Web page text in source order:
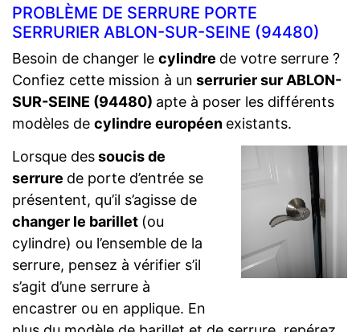
PROBLÈME DE SERRURE PORTE
SERRURIER ABLON-SUR-SEINE (94480)
Besoin de changer le cylindre de votre serrure ?
Confiez cette mission à un serrurier sur ABLON-
SUR-SEINE (94480) apte à poser les différents
modèles de cylindre européen existants.
Lorsque dessoucis de
serrure de porte d’entrée se
présentent, qu’il s’agisse de
changer le barillet (ou
cylindre) ou l’ensemble de la
serrure, pensez à vérifier s’il
s’agit d’une serrure à
encastrer ou en applique. En